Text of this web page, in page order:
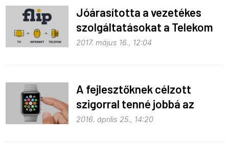
Jóárasította a vezetékes
szolgáltatásokat a Telekom
2017. május 16., 12:04
A fejlesztőknek célzott
szigorral tenné jobbá az
Apple a Watchot
2016. április 25., 14:20